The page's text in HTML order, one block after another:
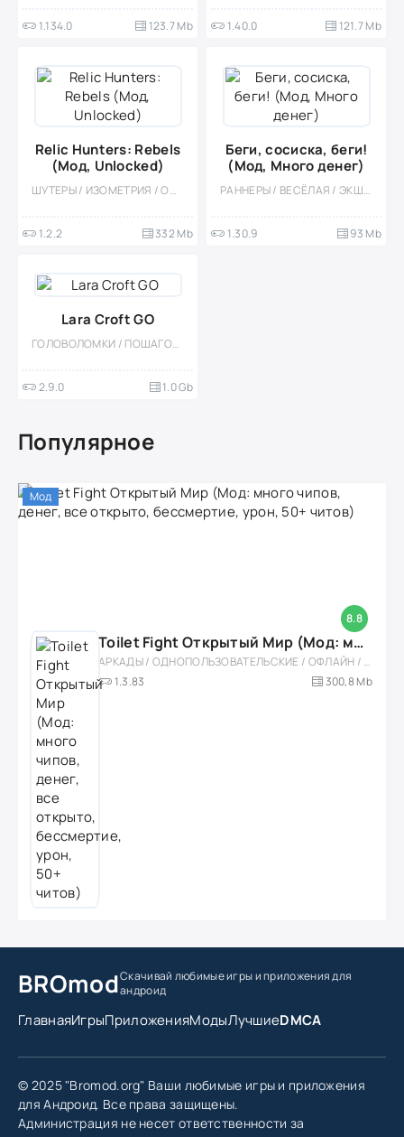
1.134.0 123.7 Mb 1.40.0 121.7 Mb
Relic Hunters: Rebels
(Мод, Unlocked)
ШУТЕРЫ / ИЗОМЕТРИЯ / ОДНОПОЛЬЗОВАТЕЛЬСКИЕ / ОФЛАЙН / СТИЛИЗАЦИЯ / ПО МУЛЬТФИЛЬМАМ / ЭКШЕНЫ / МОД
1.2.2 332 Mb
Беги, сосиска, беги!
(Мод, Много денег)
РАННЕРЫ / ВЕСЁЛАЯ / ЭКШЕНЫ / ПЛАТФОРМЕРЫ / КАЗУАЛЬНЫЕ / ОДНОПОЛЬЗОВАТЕЛЬСКИЕ / СТИЛИЗАЦИЯ / ОФЛАЙН / МОД / ПО МУЛЬТФИЛЬМАМ / ВСТРОЕННЫЙ КЕШ / МАЛЕНЬКАЯ
1.30.9 93 Mb
Lara Croft GO
ГОЛОВОЛОМКИ / ПОШАГОВЫЕ / ОФЛАЙН / КАЗУАЛЬНЫЕ / ПЛАТФОРМЕРЫ / ИЗОМЕТРИЯ / СЛОЖНАЯ / АНИМЕ / СТРАТЕГИИ / ИНДИ / ПЛАТНАЯ / АТМОСФЕРНАЯ / ОДНОПОЛЬЗОВАТЕЛЬСКИЕ / ПАРКУР / ТАКТИЧЕСКИЕ / БОЛЬШАЯ / ПРИКЛЮЧЕНИЕ / МОД / ВСТРОЕННЫЙ КЕШ
2.9.0 1.0 Gb
Популярное
8.8
Мод
Toilet Fight Открытый Мир (Мод: много чипов, денег, все открыто, бессмертие, урон, 50+ читов)
АРКАДЫ / ОДНОПОЛЬЗОВАТЕЛЬСКИЕ / ОФЛАЙН / МОД / РОЛЕВЫЕ / ШУТЕРЫ / ОТКРЫТЫЙ МИР / ВСТРОЕННЫЙ КЕШ / 3D / ЭКШЕНЫ / ТУАЛЕТНЫЕ ВОЙНЫ / ДЛЯ ДЕТЕЙ
1.3.83
300,8 Mb
BROmodСкачивай любимые игрыи приложения для
андроид
ГлавнаяИгрыПриложенияМодыЛучшиеDMCA
© 2025 "Bromod.org" Ваши любимые игры и приложения
для Андроид. Все права защищены.
Администрация не несет ответственности за